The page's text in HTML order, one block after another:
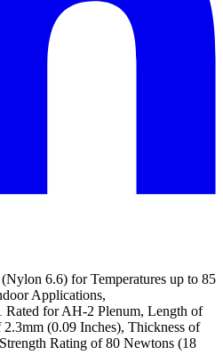
6.6) for Temperatures up to 85
Applications,
for AH-2 Plenum, Length of
(0.09 Inches), Thickness of
Rating of 80 Newtons (18